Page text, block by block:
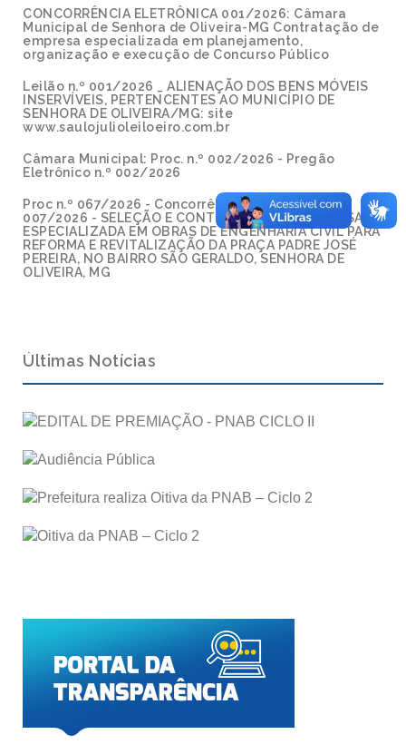
CONCORRÊNCIA ELETRÔNICA 001/2026: Câmara
Municipal de Senhora de Oliveira-MG Contratação de
empresa especializada em planejamento,
organização e execução de Concurso Público
Leilão n.º 001/2026 _ ALIENAÇÃO DOS BENS MÓVEIS
INSERVÍVEIS, PERTENCENTES AO MUNICÍPIO DE
SENHORA DE OLIVEIRA/MG: site
www.saulojulioleiloeiro.com.br
Câmara Municipal: Proc. n.º 002/2026 - Pregão
Eletrônico n.º 002/2026
Proc n.º 067/2026 - Concorrência Eletrônica n.º
007/2026 - SELEÇÃO E CONTRATAÇÃO DE EMPRESA
ESPECIALIZADA EM OBRAS DE ENGENHARIA CIVIL PARA
REFORMA E REVITALIZAÇÃO DA PRAÇA PADRE JOSÉ
PEREIRA, NO BAIRRO SÃO GERALDO, SENHORA DE
OLIVEIRA, MG
Últimas Notícias